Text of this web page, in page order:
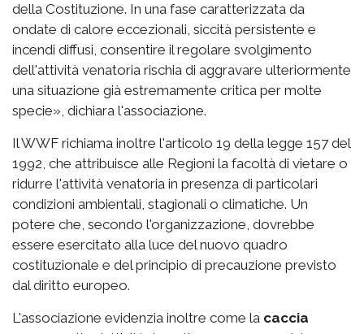
della Costituzione. In una fase caratterizzata da
ondate di calore eccezionali, siccità persistente e
incendi diffusi, consentire il regolare svolgimento
dell'attività venatoria rischia di aggravare ulteriormente
una situazione già estremamente critica per molte
specie», dichiara l'associazione.
Il WWF richiama inoltre l'articolo 19 della legge 157 del
1992, che attribuisce alle Regioni la facoltà di vietare o
ridurre l'attività venatoria in presenza di particolari
condizioni ambientali, stagionali o climatiche. Un
potere che, secondo l'organizzazione, dovrebbe
essere esercitato alla luce del nuovo quadro
costituzionale e del principio di precauzione previsto
dal diritto europeo.
L'associazione evidenzia inoltre come la caccia